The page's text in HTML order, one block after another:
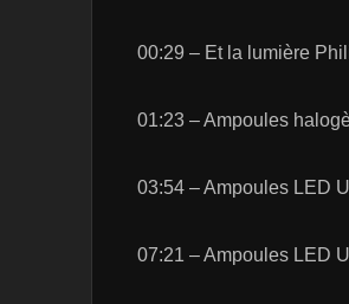
00:29 – Et la lumière
01:23 – Ampoules
03:54 – Ampoules LED
07:21 – Ampoules LED